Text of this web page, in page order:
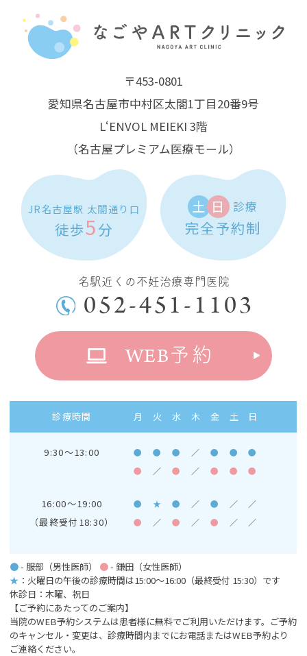
〒453-0801
愛知県名古屋市中村区太閤1丁目20番9号
L‘ENVOL MEIEKI 3階
（名古屋プレミアム医療モール）
JR名古屋駅 太閤通り口
徒歩5分
土 日 診療
完全予約制
名駅近くの不妊治療専門医院
052-451-1103
WEB予約
診療時間 月 火 水 木 金 土 日
9:30～13:00 ● ● ● ／ ● ●
●
●
／ ● ／ ● ● ●
16:00～19:00 ● ★ ● ／ ● ／ ／
（最終受付18:30） ● ／ ● ／ ● ／ ／
●- 服部（男性医師） ●- 鎌田（女性医師）
★ ：火曜日の午後の診療時間は15:00～16:00 （最終受付 15:30）です
休診日：木曜、祝日
【ご予約にあたってのご案内】
当院のWEB予約システムは患者様に無料でご利用いただけます。ご予約
のキャンセル・変更は、診療時間内までにお電話またはWEB予約より
ご連絡ください。